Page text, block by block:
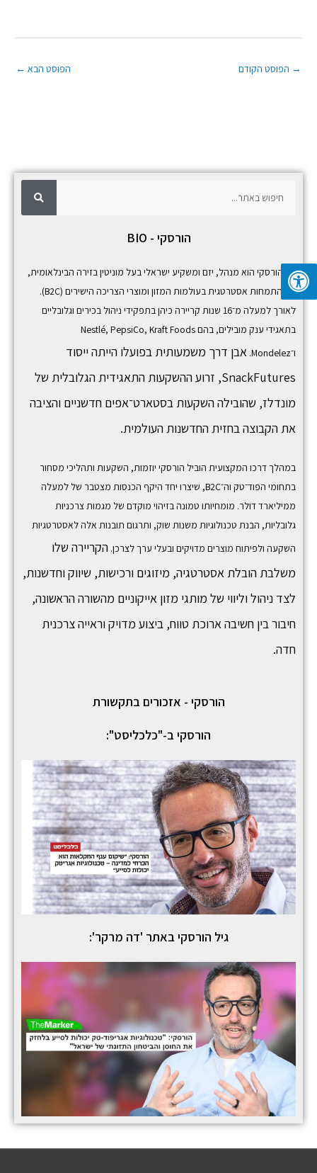
→ הפוסט הקודם הפוסט הבא ←
ש
ח
י
פ
הורסקי - BIO
גיל הורסקי הוא מנהל, יזם ומשקיע ישראלי בעל מוניטין בזירה הבינלאומית,
עם התמחות אסטרטגית בעולמות המזון ומוצרי הצריכה הישירים (B2C).
לאורך למעלה מ־16 שנות קריירה כיהן בתפקידי ניהול בכירים וגלובליים
בתאגידי ענק מובילים, בהם
Nestlé, PepsiCo, Kraft Foods
ו־Mondelez
. אבן דרך משמעותית בפועלו הייתה ייסוד
SnackFutures, זרוע ההשקעות התאגידית הגלובלית של
מונדלז, שהובילה השקעות בסטארט־אפים חדשניים והציבה
את הקבוצה בחזית החדשנות העולמית.
במהלך דרכו המקצועית הוביל הורסקי יוזמות, השקעות ותהליכי מסחור
בתחומי הפוד־טק וה־B2C, שיצרו יחד היקף הכנסות מצטבר של למעלה
ממיליארד דולר. מומחיותו טמונה בזיהוי מוקדם של מגמות צרכניות
גלובליות, הבנת טכנולוגיות משנות שוק, ותרגום תובנות אלה לאסטרטגיות
השקעה ולפיתוח מוצרים מדויקים ובעלי ערך לצרכן. הקריירה שלו
משלבת הובלת אסטרטגיה, מיזוגים ורכישות, שיווק וחדשנות,
לצד ניהול וליווי של מותגי מזון אייקוניים מהשורה הראשונה,
חיבור בין חשיבה ארוכת טווח, ביצוע מדויק וראייה צרכנית
חדה.
הורסקי - אזכורים בתקשורת
הורסקי ב-"כלכליסט":
גיל הורסקי באתר 'דה מרקר':